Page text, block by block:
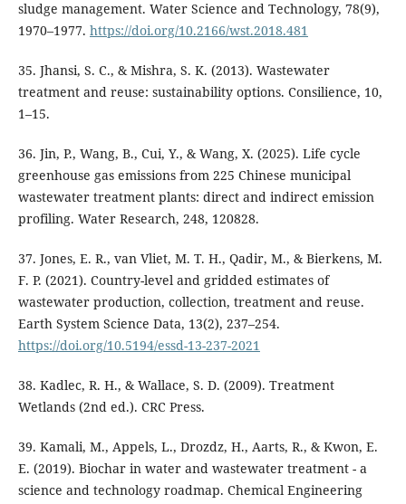
sludge management. Water Science and Technology, 78(9),
1970–1977. https://doi.org/10.2166/wst.2018.481
35. Jhansi, S. C., & Mishra, S. K. (2013). Wastewater
treatment and reuse: sustainability options. Consilience, 10,
1–15.
36. Jin, P., Wang, B., Cui, Y., & Wang, X. (2025). Life cycle
greenhouse gas emissions from 225 Chinese municipal
wastewater treatment plants: direct and indirect emission
profiling. Water Research, 248, 120828.
37. Jones, E. R., van Vliet, M. T. H., Qadir, M., & Bierkens, M.
F. P. (2021). Country-level and gridded estimates of
wastewater production, collection, treatment and reuse.
Earth System Science Data, 13(2), 237–254.
https://doi.org/10.5194/essd-13-237-2021
38. Kadlec, R. H., & Wallace, S. D. (2009). Treatment
Wetlands (2nd ed.). CRC Press.
39. Kamali, M., Appels, L., Drozdz, H., Aarts, R., & Kwon, E.
E. (2019). Biochar in water and wastewater treatment - a
science and technology roadmap. Chemical Engineering